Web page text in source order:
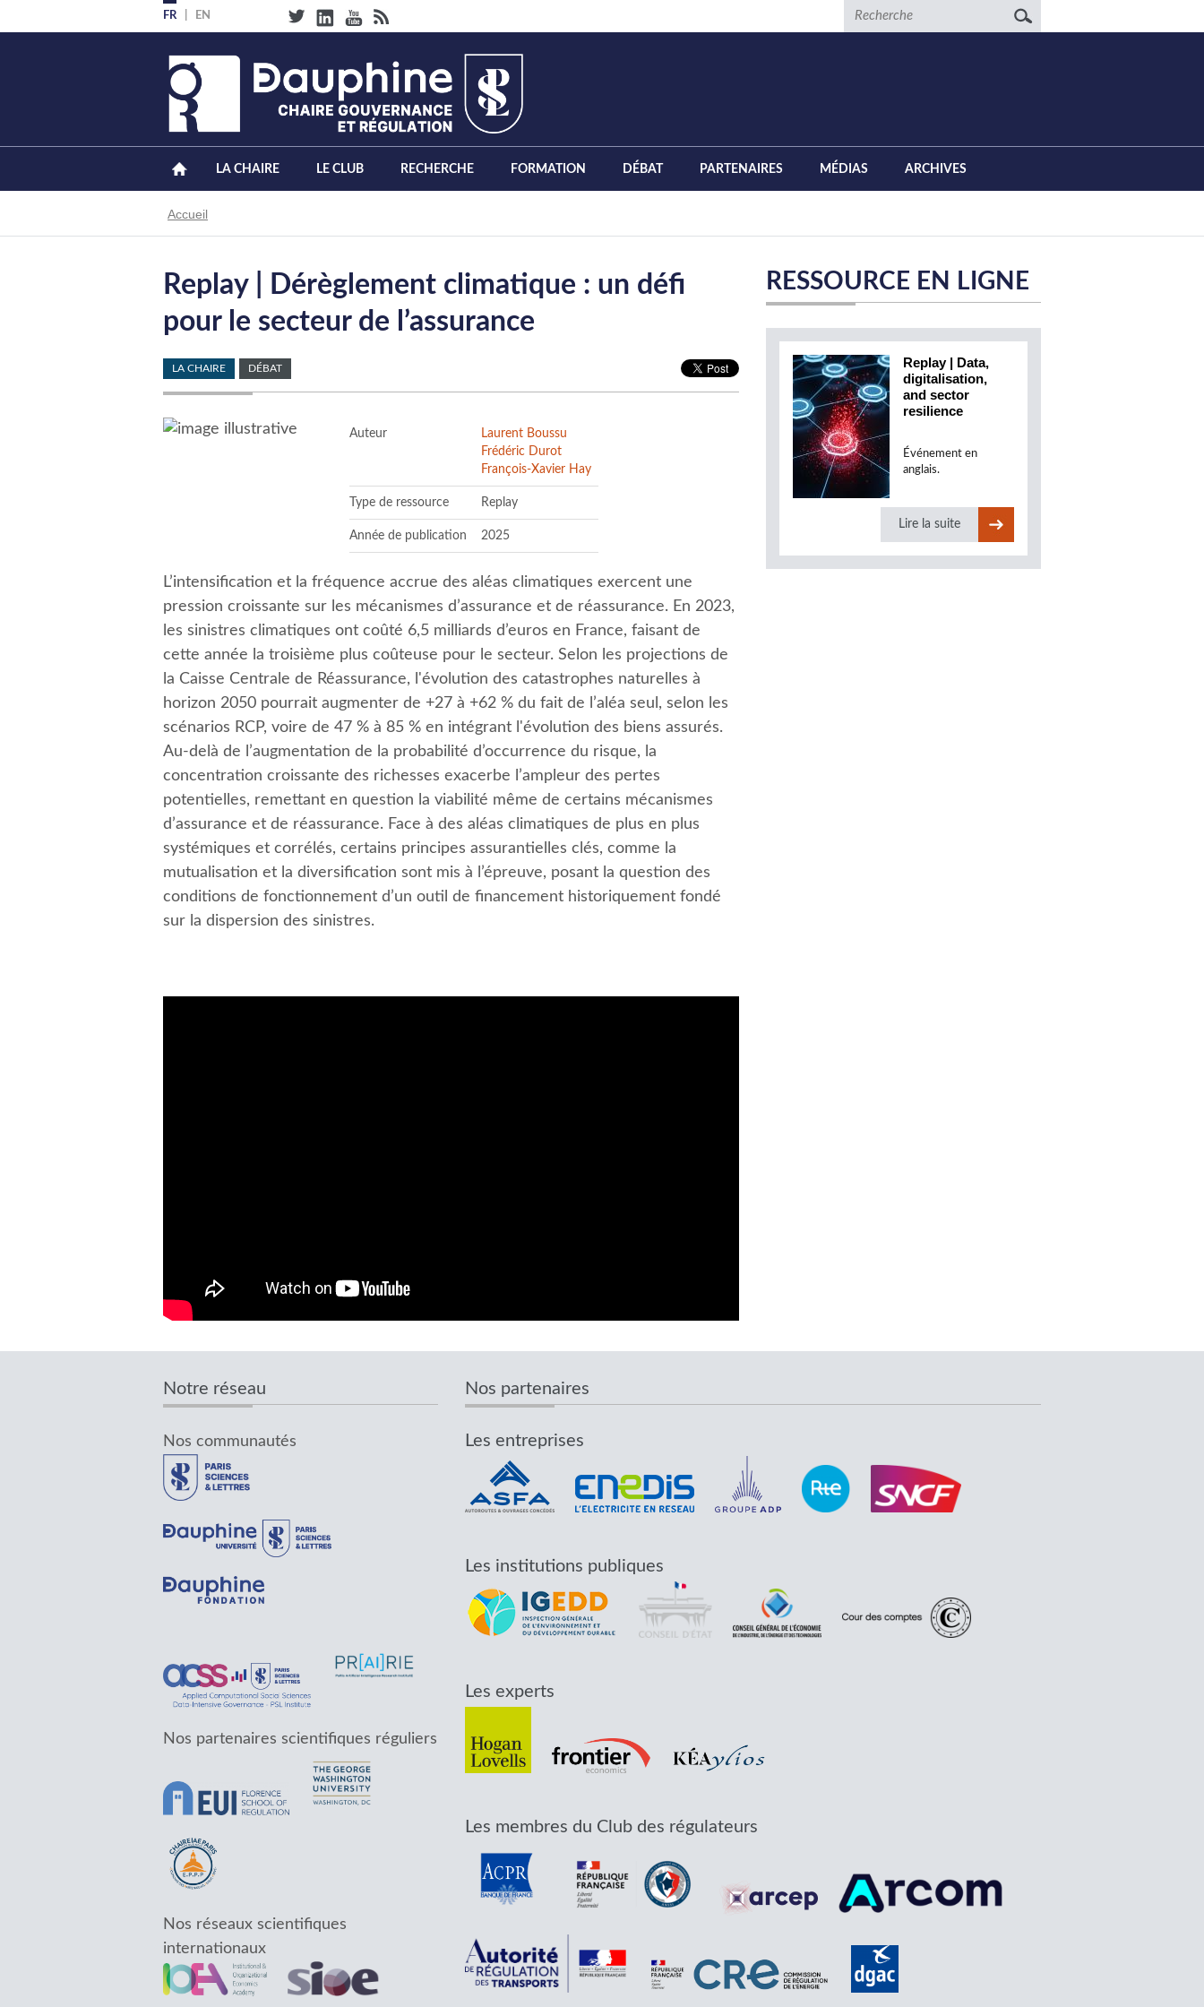
au
FR EN Recherche
LA CHAIRE LE CLUB RECHERCHE FORMATION DÉBAT PARTENAIRES MÉDIAS ARCHIVES
Fil
d'Ariane
Accueil
Replay | Dérèglement climatique : un défi
pour le secteur de l’assurance
LA CHAIRE DÉBAT
Auteur
Laurent Boussu
Frédéric Durot
François-Xavier Hay
Type de ressource Replay
Année de publication 2025
L’intensification et la fréquence accrue des aléas climatiques exercent une
pression croissante sur les mécanismes d’assurance et de réassurance. En 2023,
les sinistres climatiques ont coûté 6,5 milliards d’euros en France, faisant de
cette année la troisième plus coûteuse pour le secteur. Selon les projections de
la Caisse Centrale de Réassurance, l'évolution des catastrophes naturelles à
horizon 2050 pourrait augmenter de +27 à +62 % du fait de l’aléa seul, selon les
scénarios RCP, voire de 47 % à 85 % en intégrant l'évolution des biens assurés.
Au-delà de l’augmentation de la probabilité d’occurrence du risque, la
concentration croissante des richesses exacerbe l’ampleur des pertes
potentielles, remettant en question la viabilité même de certains mécanismes
d’assurance et de réassurance. Face à des aléas climatiques de plus en plus
systémiques et corrélés, certains principes assurantielles clés, comme la
mutualisation et la diversification sont mis à l’épreuve, posant la question des
conditions de fonctionnement d’un outil de financement historiquement fondé
sur la dispersion des sinistres.
RESSOURCE EN LIGNE
Replay | Data,
digitalisation,
and sector
resilience
Événement en
anglais.
Lire la suite
Notre réseau
Nos communautés
Nos partenaires scientifiques réguliers
Nos réseaux scientifiques
internationaux
Nos partenaires
Les entreprises
Les institutions publiques
Les experts
Les membres du Club des régulateurs